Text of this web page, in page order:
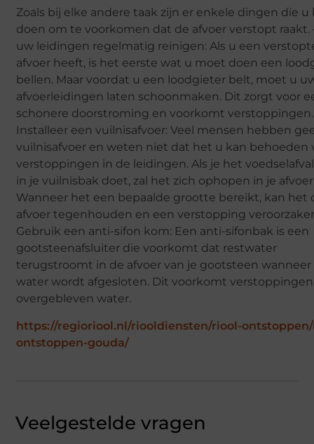
Zoals bij elke andere taak zijn er enkele dingen die
doen om te voorkomen dat de afvoer verstopt raakt.
uw leidingen regelmatig reinigen: Als u een
afvoer heeft, is het eerste wat u moet doen een
bellen. Maar voordat u een loodgieter belt, moet u
afvoerleidingen laten schoonmaken. Dit zorgt voor
schonere doorstroming en voorkomt verstoppingen.
Installeer een vuilnisafvoer: Veel mensen hebben
vuilnisafvoer en weten niet dat het u kan behoeden
verstoppingen in de leidingen. Als je het
in je vuilnisbak doet, zal het zich ophopen in je
Wanneer het een bepaalde grootte bereikt, kan het
afvoer tegenhouden en een verstopping
Gebruik een anti-sifon kom: Een anti-sifonbak is een
gootsteenafsluiter die voorkomt dat restwater
terugstroomt in de afvoer van je gootsteen
water wordt afgesloten. Dit voorkomt
overgebleven water.
https://regioriool.nl/riooldiensten/riool-
ontstoppen-gouda/
Veelgestelde vragen